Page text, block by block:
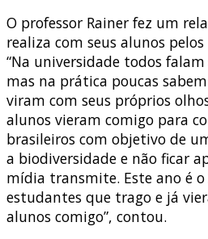
O professor Rainer fez um
realiza com seus alunos
“Na universidade todos
mas na prática poucas
viram com seus próprios
alunos vieram comigo para
brasileiros com objetivo de
a biodiversidade e não ficar
mídia transmite. Este ano é o
estudantes que trago e já
alunos comigo”, contou.